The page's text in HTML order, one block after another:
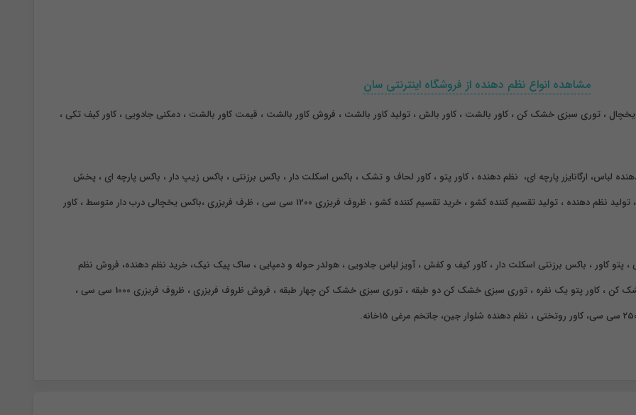
مشاهده انواع نظم دهنده از فروشگاه اینترنتی سان
، توری سبزی خشک کن ، کاور بالشت ، کاور بالش ، تولید کاور بالشت ، فروش کاور بالشت ، قیمت کاور بالشت ، دمکنی جادویی ، کاور کیف تکی ،
لباس، ارگانایزر پارچه ای، نظم دهنده ، کاور پتو ، کاور لحاف و تشک ، باکس اسکلت دار ، باکس برزنتی ، باکس زیپ دار ، باکس پارچه ای ، پخش
عمده نظم دهنده ، پخش عمده تقسیم کننده ، پخش عمده انواع کاور ، تولید نظم دهنده ، تولید تقسیم کننده کشو ، خرید تقسیم کننده کشو ، ظروف فریزری ۱۲۰۰ سی سی ، ظرف فریزری ،باکس یخچالی درب دار متوسط ، کاور
پتو کاور ، باکس برزنتی اسکلت دار ، کاور کیف و کفش ، آویز لباس جادویی ، هولدر حوله و دمپایی ، ساک پیک نیک، خرید نظم دهنده، فروش نظم
کن ، کاور پتو یک نفره ، توری سبزی خشک کن دو طبقه ، توری سبزی خشک کن چهار طبقه ،
فروش ظروف فریزری ، ظروف فریزری 1000 سی سی ،